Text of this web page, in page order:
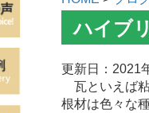
ハイブ
更新日：2021
瓦といえば
根材は色々な